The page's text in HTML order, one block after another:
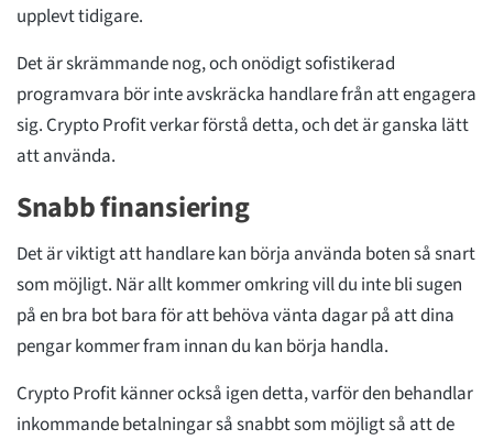
upplevt tidigare.
Det är skrämmande nog, och onödigt sofistikerad
programvara bör inte avskräcka handlare från att engagera
sig. Crypto Profit verkar förstå detta, och det är ganska lätt
att använda.
Snabb finansiering
Det är viktigt att handlare kan börja använda boten så snart
som möjligt. När allt kommer omkring vill du inte bli sugen
på en bra bot bara för att behöva vänta dagar på att dina
pengar kommer fram innan du kan börja handla.
Crypto Profit känner också igen detta, varför den behandlar
inkommande betalningar så snabbt som möjligt så att de